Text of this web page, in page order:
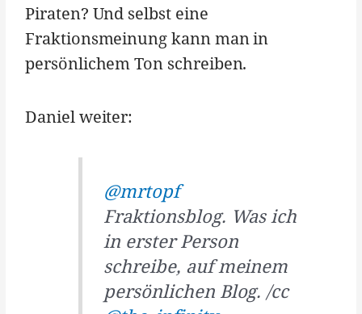
Piraten? Und selbst eine
Fraktionsmeinung kann man in
persönlichem Ton schreiben.
Daniel weiter:
@mrtopf
Fraktionsblog. Was ich
in erster Person
schreibe, auf meinem
persönlichen Blog. /cc